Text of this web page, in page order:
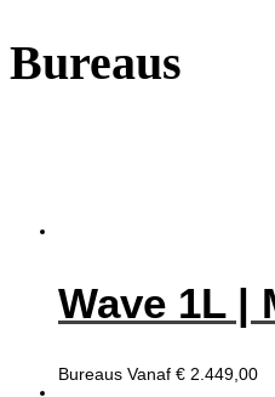
Bureaus
Wave 1L |
Bureaus Vanaf € 2.449,00